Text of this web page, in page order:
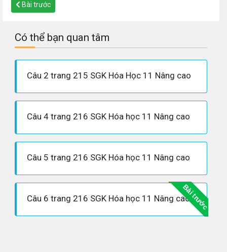
Bài trước
Có thể bạn quan tâm
Câu 2 trang 215 SGK Hóa Học 11 Nâng cao
Câu 4 trang 216 SGK Hóa học 11 Nâng cao
Câu 5 trang 216 SGK Hóa học 11 Nâng cao
Bài trước
Câu 6 trang 216 SGK Hóa học 11 Nâng cao